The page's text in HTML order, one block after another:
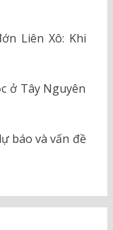
Liên Xô: Khi
ở Tây Nguyên
báo và vấn đề